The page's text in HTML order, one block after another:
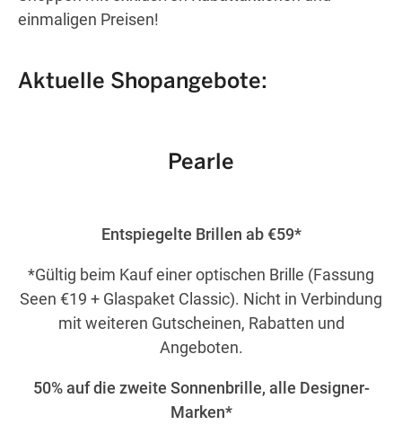
einmaligen Preisen!
Aktuelle Shopangebote:
Pearle
Entspiegelte Brillen ab €59*
*Gültig beim Kauf einer optischen Brille (Fassung
Seen €19 + Glaspaket Classic). Nicht in Verbindung
mit weiteren Gutscheinen, Rabatten und
Angeboten.
50% auf die zweite Sonnenbrille, alle Designer-
Marken*